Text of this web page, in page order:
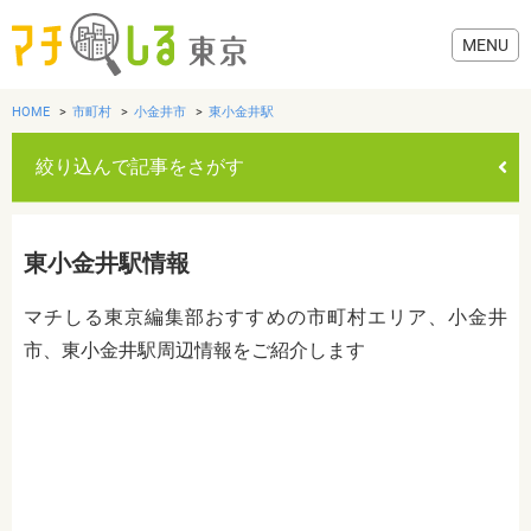
歯医者・病院
HOME 市町村 小金井市 東小金井駅
絞り込んで記事をさがす
東小金井駅情報
マチしる東京編集部おすすめの市町村エリア、小金井
市、東小金井駅周辺情報をご紹介します